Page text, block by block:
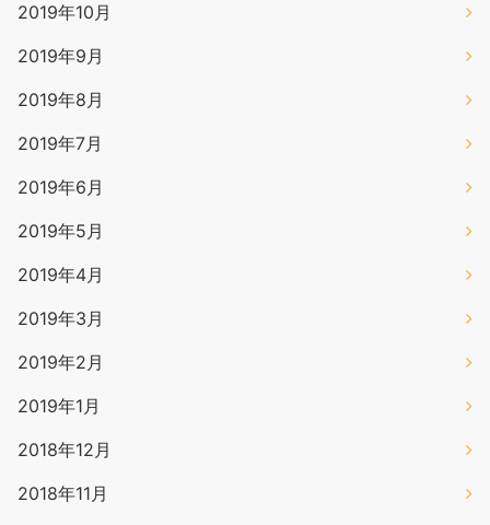
2019年10月
2019年9月
2019年8月
2019年7月
2019年6月
2019年5月
2019年4月
2019年3月
2019年2月
2019年1月
2018年12月
2018年11月